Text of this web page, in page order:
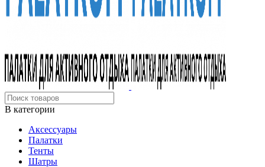
В категории
Аксессуары
Палатки
Тенты
Шатры